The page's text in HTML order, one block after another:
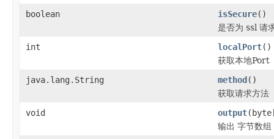
boolean
isSecure()
是否为 ssl 请
int
localPort()
获取本地Port
java.lang.String
method()
获取请求方法
void
output
输出 字节数组